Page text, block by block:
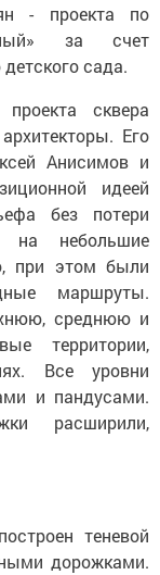
- проекта по
за счет
сада.
сквера
Его
Анисимов и
идеей
без потери
на небольшие
при этом были
маршруты.
среднюю и
территории,
Все уровни
и пандусами.
расширили,
теневой
дорожками.